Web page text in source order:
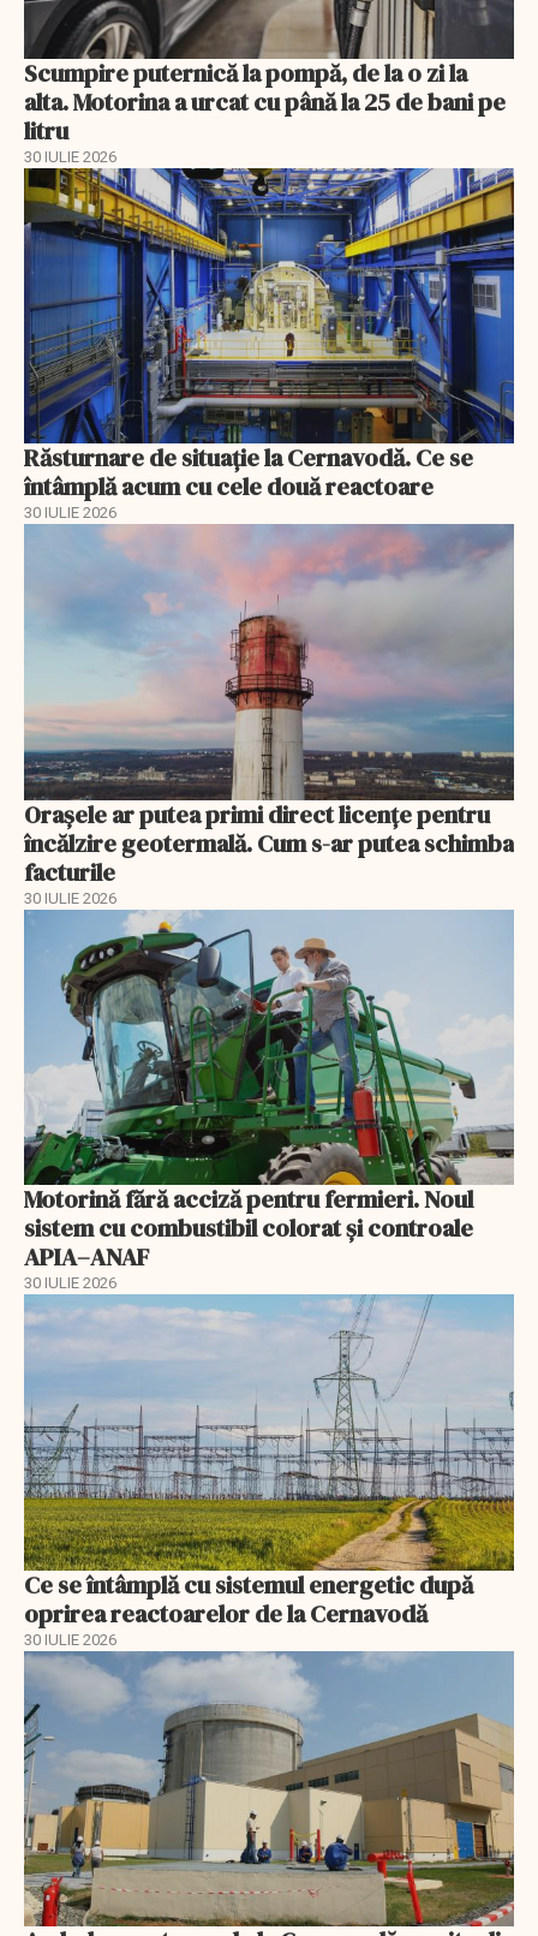
Scumpire puternică la pompă, de la o zi la
alta. Motorina a urcat cu până la 25 de bani pe
litru
30 IULIE 2026
Răsturnare de situație la Cernavodă. Ce se
întâmplă acum cu cele două reactoare
30 IULIE 2026
Orașele ar putea primi direct licențe pentru
încălzire geotermală. Cum s-ar putea schimba
facturile
30 IULIE 2026
Motorină fără acciză pentru fermieri. Noul
sistem cu combustibil colorat și controale
APIA–ANAF
30 IULIE 2026
Ce se întâmplă cu sistemul energetic după
oprirea reactoarelor de la Cernavodă
30 IULIE 2026